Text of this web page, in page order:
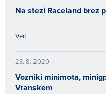
Na stezi Raceland brez
Več
23. 8. 2020 |
Vozniki minimota,
Vranskem